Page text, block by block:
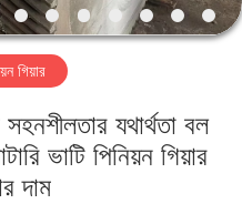
গিয়ার
যথার্থতা বল
ভাটি পিনিয়ন গিয়ার
দাম